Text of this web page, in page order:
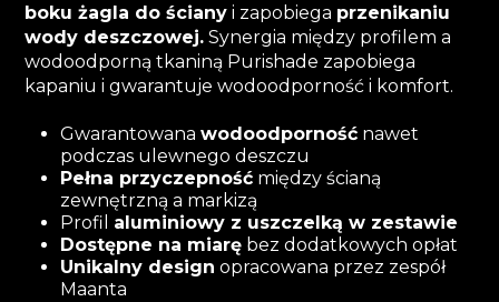
boku żagla do ściany i zapobiega przenikaniu
wody deszczowej. Synergia między profilem a
wodoodporną tkaniną Purishade zapobiega
kapaniu i gwarantuje wodoodporność i komfort.
Gwarantowanawodoodporność nawet
podczas ulewnego deszczu
Pełna przyczepność między ścianą
zewnętrzną a markizą
Profil aluminiowy z uszczelką w zestawie
Dostępne na miarę bez dodatkowych opłat
Unikalny design opracowana przez zespół
Maanta